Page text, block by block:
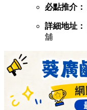
必點推介：
詳細地址：
舖